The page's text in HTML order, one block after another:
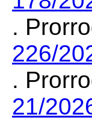
.
226/
.
21/